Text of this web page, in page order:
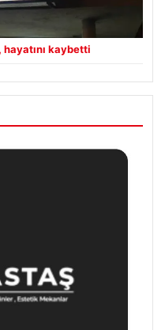
kaybetti